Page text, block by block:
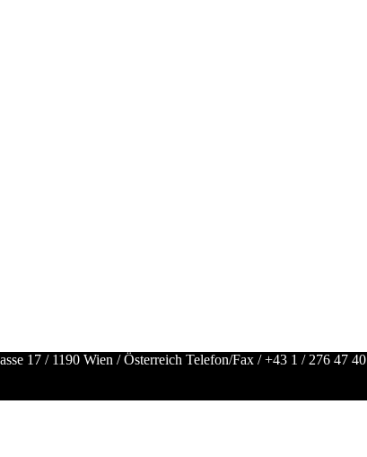
17 / 1190 Wien / Österreich Telefon/Fax /+43 1 / 276 47 40